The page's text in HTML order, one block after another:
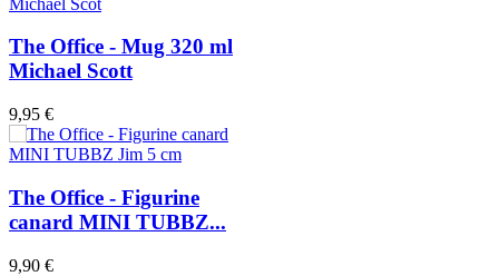
The Office - Mug 320 ml
Michael Scott
9,95 €
The Office - Figurine
canard MINI TUBBZ...
9,90 €